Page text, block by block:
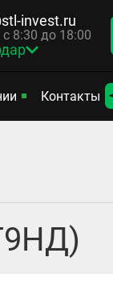
invest.ru
с 8:30 до 18:00
Контакты